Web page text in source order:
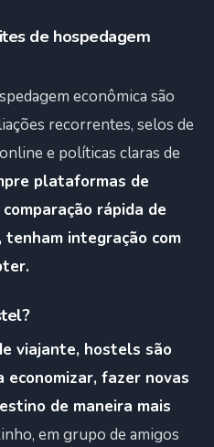
de hospedagem
econômica são
recorrentes, selos de
e políticas claras de
plataformas de
rápida de
tenham integração com
viajante, hostels são
fazer novas
de maneira mais
em grupo de amigos